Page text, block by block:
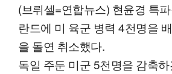
(브뤼셀=연합뉴스) 현윤경 특
란드에 미 육군 병력 4천명을
을 돌연 취소했다.
독일 주둔 미군 5천명을 감축